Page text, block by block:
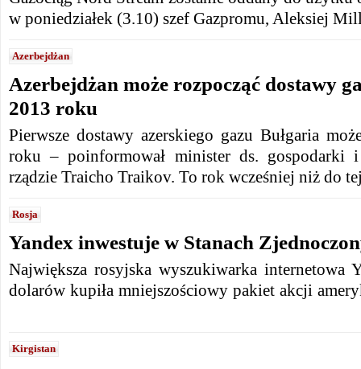
w poniedziałek (3.10) szef Gazpromu, Aleksiej
Azerbejdżan
Azerbejdżan może rozpocząć dostawy
2013 roku
Pierwsze dostawy azerskiego gazu Bułgaria
roku – poinformował minister ds. gospodarki
rządzie Traicho Traikov. To rok wcześniej niż do
Rosja
Yandex inwestuje w Stanach
Największa rosyjska wyszukiwarka internetowa
dolarów kupiła mniejszościowy pakiet akcji
Kirgistan